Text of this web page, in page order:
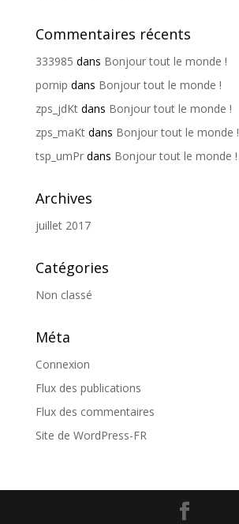
Commentaires récents
333985 dans Bonjour tout le monde !
pornip dans Bonjour tout le monde !
zps_jdKtdans Bonjour tout le monde !
zps_maKtdans Bonjour tout le monde !
tsp_umPrdans Bonjour tout le monde !
Archives
juillet 2017
Catégories
Non classé
Méta
Connexion
Flux des publications
Flux des commentaires
Site de WordPress-FR